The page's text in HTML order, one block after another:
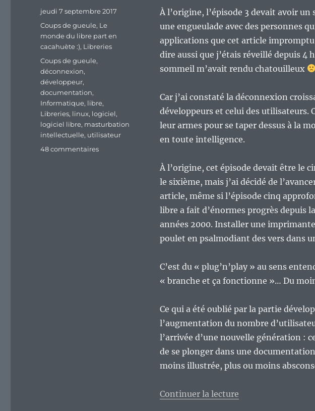
À l’origine, l’épisode 3 devait avoir
une engueulade avec des personnes
applications que cet article
dire aussi que j’étais réveillé depuis 4
sommeil m’avait rendu chatouilleux
Car j’ai constaté la déconnexion
développeurs et celui des utilisateurs.
leur armes pour se taper dessus à la
en toute intelligence.
À l’origine, cet épisode devait être le
le sixième, mais j’ai décidé de
article, même si l’épisode cinq
libre a fait d’énormes progrès depuis
années 2000. Installer une
poulet en psalmodiant des vers dans
C’est du « plug’n’play » au sens
« branche et ça fonctionne »… Du
Ce qui a été oublié par la partie
l’augmentation du nombre
l’arrivée d’une nouvelle génération :
de se plonger dans une
moins illustrée, plus ou moins
Continuer la lecturede « Le monde du
Publié
jeudi 7 septembre 2017
Catégories
Coups de gueule, Le
monde du libre part en
cacahuète :), Libreries
Étiquettes
Coups de gueule,
déconnexion,
développeur,
documentation,
Informatique, libre,
Libreries, linux, logiciel,
logiciel libre, masturbation
intellectuelle, utilisateur
48 commentairessur